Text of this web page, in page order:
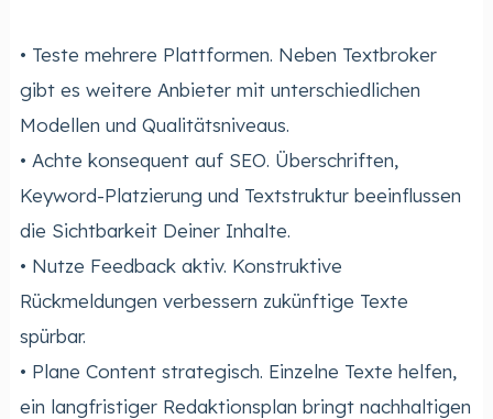
• Teste mehrere Plattformen. Neben Textbroker
gibt es weitere Anbieter mit unterschiedlichen
Modellen und Qualitätsniveaus.
• Achte konsequent auf SEO. Überschriften,
Keyword-Platzierung und Textstruktur beeinflussen
die Sichtbarkeit Deiner Inhalte.
• Nutze Feedback aktiv. Konstruktive
Rückmeldungen verbessern zukünftige Texte
spürbar.
• Plane Content strategisch. Einzelne Texte helfen,
ein langfristiger Redaktionsplan bringt nachhaltigen